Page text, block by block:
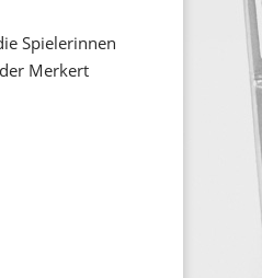
Spielerinnen
Merkert